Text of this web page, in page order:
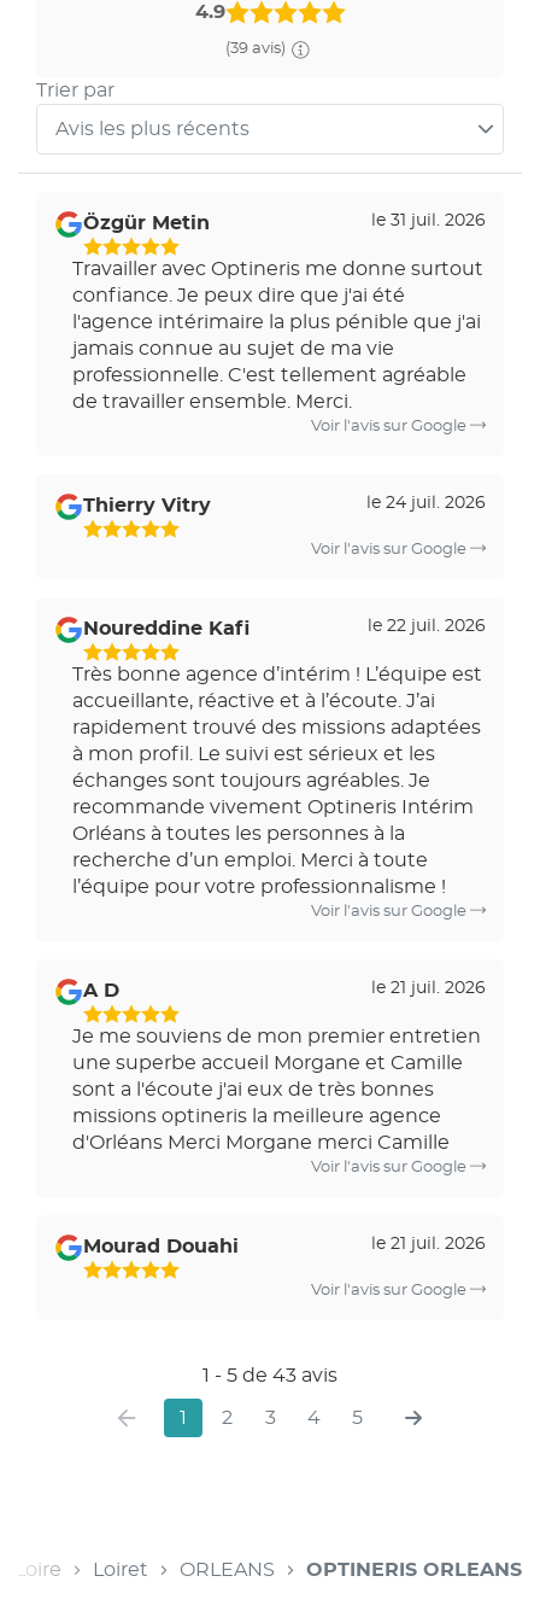
4.9
(39 avis)
Trier par
Avis les plus récents
avis
Özgür Metin le 31 juil. 2026
Travailler avec Optineris me donne surtout
confiance. Je peux dire que j'ai été
l'agence intérimaire la plus pénible que j'ai
jamais connue au sujet de ma vie
professionnelle. C'est tellement agréable
de travailler ensemble. Merci.
Voir l'avis sur Google
Thierry Vitry le 24 juil. 2026
Voir l'avis sur Google
Noureddine Kafi le 22 juil. 2026
Très bonne agence d’intérim ! L’équipe est
accueillante, réactive et à l’écoute. J’ai
rapidement trouvé des missions adaptées
à mon profil. Le suivi est sérieux et les
échanges sont toujours agréables. Je
recommande vivement Optineris Intérim
Orléans à toutes les personnes à la
recherche d’un emploi. Merci à toute
l’équipe pour votre professionnalisme !
Voir l'avis sur Google
A D le 21 juil. 2026
Je me souviens de mon premier entretien
une superbe accueil Morgane et Camille
sont a l'écoute j'ai eux de très bonnes
missions optineris la meilleure agence
d'Orléans Merci Morgane merci Camille
Voir l'avis sur Google
Mourad Douahi le 21 juil. 2026
Voir l'avis sur Google
1 - 5 de 43 avis
1 2 3 4 5
Loire Loiret ORLEANS OPTINERIS ORLEANS